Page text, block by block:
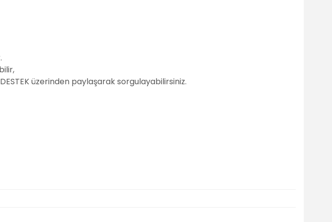
üzerinden paylaşarak sorgulayabilirsiniz.